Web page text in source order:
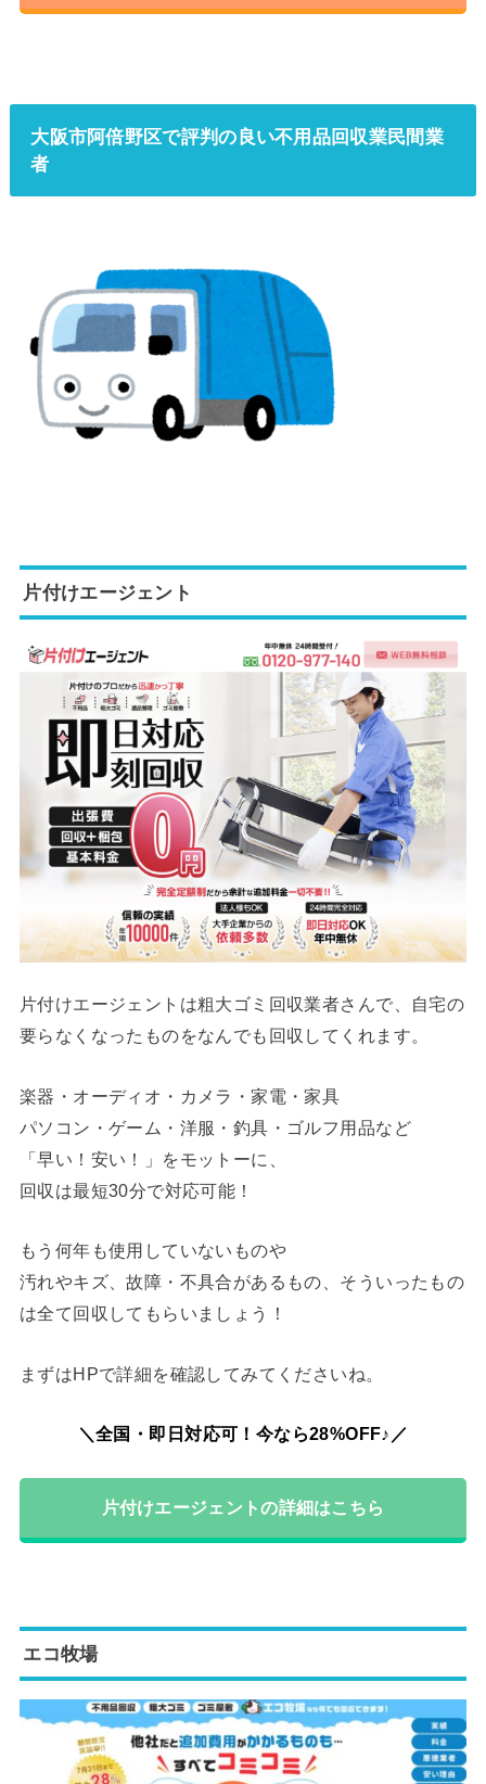
大阪市阿倍野区で評判の良い不用品回収業民間業
者
片付けエージェント
片付けエージェントは粗大ゴミ回収業者さんで、自宅の
要らなくなったものをなんでも回収してくれます。
楽器・オーディオ・カメラ・家電・家具
パソコン・ゲーム・洋服・釣具・ゴルフ用品など
「早い！安い！」をモットーに、
回収は最短30分で対応可能！
もう何年も使用していないものや
汚れやキズ、故障・不具合があるもの、そういったもの
は全て回収してもらいましょう！
まずはHPで詳細を確認してみてくださいね。
＼全国・即日対応可！今なら28%OFF♪／
片付けエージェントの詳細はこちら
エコ牧場